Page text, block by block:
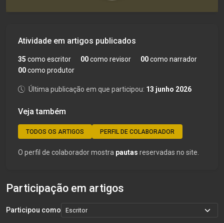
Atividade em artigos publicados
35 como escritor 00como revisor 00como narrador
00como produtor
Última publicação em que participou: 13 junho 2026
Veja também
TODOS OS ARTIGOS PERFIL DE COLABORADOR
O perfil de colaborador mostra pautas reservadas no site.
Participação em artigos
Participou como